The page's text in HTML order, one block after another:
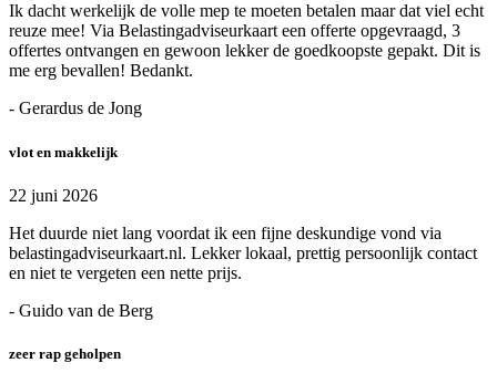
Ik dacht werkelijk de volle mep te moeten betalen maar dat viel echt
reuze mee! Via Belastingadviseurkaart een offerte opgevraagd, 3
offertes ontvangen en gewoon lekker de goedkoopste gepakt. Dit is
me erg bevallen! Bedankt.
- Gerardus de Jong
vlot en makkelijk
22 juni 2026
Het duurde niet lang voordat ik een fijne deskundige vond via
belastingadviseurkaart.nl. Lekker lokaal, prettig persoonlijk contact
en niet te vergeten een nette prijs.
- Guido van de Berg
zeer rap geholpen